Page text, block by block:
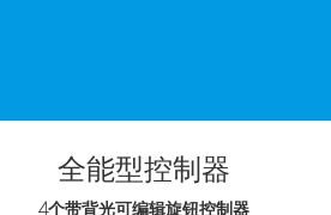
全能型控制器
4个带背光可编辑旋钮控制器